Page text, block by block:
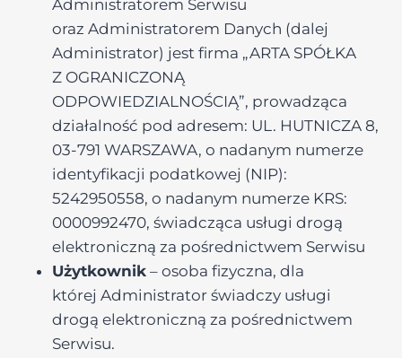
Administratorem Serwisu
oraz Administratorem Danych (dalej
Administrator) jest firma „ARTA SPÓŁKA
Z OGRANICZONĄ
ODPOWIEDZIALNOŚCIĄ”, prowadząca
działalność pod adresem: UL. HUTNICZA 8,
03-791 WARSZAWA, o nadanym numerze
identyfikacji podatkowej (NIP):
5242950558, o nadanym numerze KRS:
0000992470, świadcząca usługi drogą
elektroniczną za pośrednictwem Serwisu
Użytkownik – osoba fizyczna, dla
której Administrator świadczy usługi
drogą elektroniczną za pośrednictwem
Serwisu.